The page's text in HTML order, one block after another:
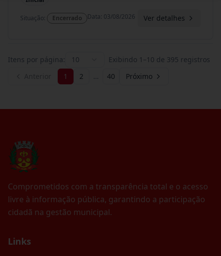
Situação: Encerrado Data: 03/08/2026 Ver detalhes
Itens por página: 10 Exibindo 1 –10 de 395 registros
1 2 … 40 Próximo
Comprometidos com a transparência total e o acesso
livre à informação pública, garantindo a participação
cidadã na gestão municipal.
Links